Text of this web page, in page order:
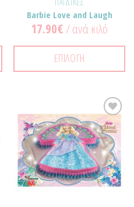
Barbie Love and Laugh
17.90€ / ανά κιλό
ΕΠΙΛΟΓΉ
Προσθήκη
στα
Αγαπημένα!